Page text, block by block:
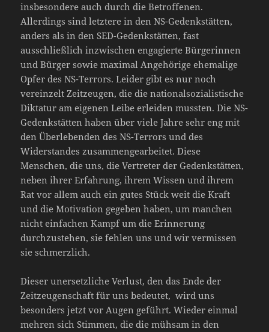
insbesondere auch durch die Betroffenen.
Allerdings sind letztere in den NS-Gedenkstätten,
anders als in den SED-Gedenkstätten, fast
ausschließlich inzwischen engagierte Bürgerinnen
und Bürger sowie maximal Angehörige ehemalige
Opfer des NS-Terrors. Leider gibt es nur noch
vereinzelt Zeitzeugen, die die nationalsozialistische
Diktatur am eigenen Leibe erleiden mussten. Die NS-
Gedenkstätten haben über viele Jahre sehr eng mit
den Überlebenden des NS-Terrors und des
Widerstandes zusammengearbeitet. Diese
Menschen, die uns, die Vertreter der Gedenkstätten,
neben ihrer Erfahrung, ihrem Wissen und ihrem
Rat vor allem auch ein gutes Stück weit die Kraft
und die Motivation gegeben haben, um manchen
nicht einfachen Kampf um die Erinnerung
durchzustehen, sie fehlen uns und wir vermissen
sie schmerzlich.
Dieser unersetzliche Verlust, den das Ende der
Zeitzeugenschaft für uns bedeutet, wird uns
besonders jetzt vor Augen geführt. Wieder einmal
mehren sich Stimmen, die die mühsam in den